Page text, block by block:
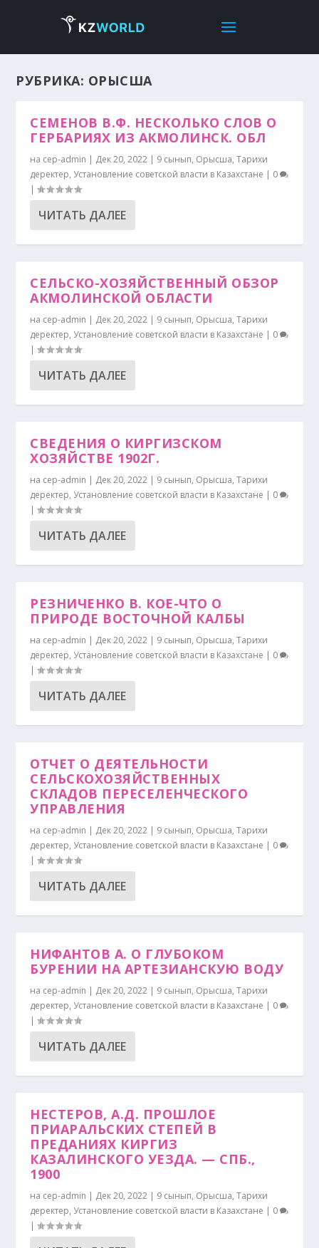
РУБРИКА: ОРЫСША
СЕМЕНОВ В.Ф. НЕСКОЛЬКО СЛОВ О
ГЕРБАРИЯХ ИЗ АКМОЛИНСК. ОБЛ
на cep-admin | Дек 20, 2022 | 9 сынып, Орысша,Тарихи
деректер, Установление советской власти в Казахстане | 0
|
ЧИТАТЬ ДАЛЕЕ
СЕЛЬСКО-ХОЗЯЙСТВЕННЫЙ ОБЗОР
АКМОЛИНСКОЙ ОБЛАСТИ
на cep-admin | Дек 20, 2022 | 9 сынып, Орысша,Тарихи
деректер, Установление советской власти в Казахстане | 0
|
ЧИТАТЬ ДАЛЕЕ
СВЕДЕНИЯ О КИРГИЗСКОМ
ХОЗЯЙСТВЕ 1902Г.
на cep-admin | Дек 20, 2022 | 9 сынып, Орысша,Тарихи
деректер, Установление советской власти в Казахстане | 0
|
ЧИТАТЬ ДАЛЕЕ
РЕЗНИЧЕНКО В. КОЕ-ЧТО О
ПРИРОДЕ ВОСТОЧНОЙ КАЛБЫ
на cep-admin | Дек 20, 2022 | 9 сынып, Орысша,Тарихи
деректер, Установление советской власти в Казахстане | 0
|
ЧИТАТЬ ДАЛЕЕ
ОТЧЕТ О ДЕЯТЕЛЬНОСТИ
СЕЛЬСКОХОЗЯЙСТВЕННЫХ
СКЛАДОВ ПЕРЕСЕЛЕНЧЕСКОГО
УПРАВЛЕНИЯ
на cep-admin | Дек 20, 2022 | 9 сынып, Орысша,Тарихи
деректер, Установление советской власти в Казахстане | 0
|
ЧИТАТЬ ДАЛЕЕ
НИФАНТОВ А. О ГЛУБОКОМ
БУРЕНИИ НА АРТЕЗИАНСКУЮ ВОДУ
на cep-admin | Дек 20, 2022 | 9 сынып, Орысша,Тарихи
деректер, Установление советской власти в Казахстане | 0
|
ЧИТАТЬ ДАЛЕЕ
НЕСТЕРОВ, А.Д. ПРОШЛОЕ
ПРИАРАЛЬСКИХ СТЕПЕЙ В
ПРЕДАНИЯХ КИРГИЗ
КАЗАЛИНСКОГО УЕЗДА. — СПБ.,
1900
на cep-admin | Дек 20, 2022 | 9 сынып, Орысша,Тарихи
деректер, Установление советской власти в Казахстане | 0
|